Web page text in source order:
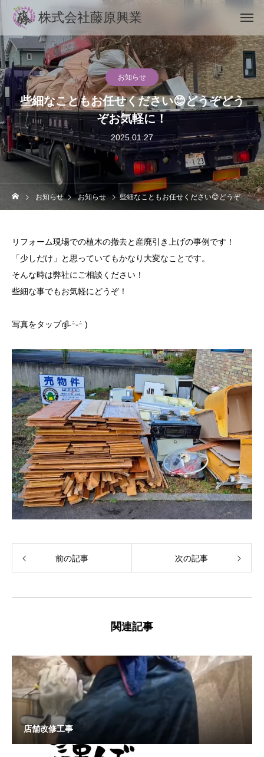
株式会社藤原興業
お知らせ
些細なこともお任せください😊どうぞどう
ぞお気軽に！
2025.01.27
お知らせ お知らせ 些細なこともお任せください😊どうぞどうぞお気軽に！
リフォーム現場での植木の撤去と産廃引き上げの事例です！
「少しだけ」と思っていてもかなり大変なことです。
そんな時は弊社にご相談ください！
些細な事でもお気軽にどうぞ！
写真をタップദ്ദി˶ｰ̀֊ｰ́ )
前の記事 次の記事
関連記事
店舗改修工事